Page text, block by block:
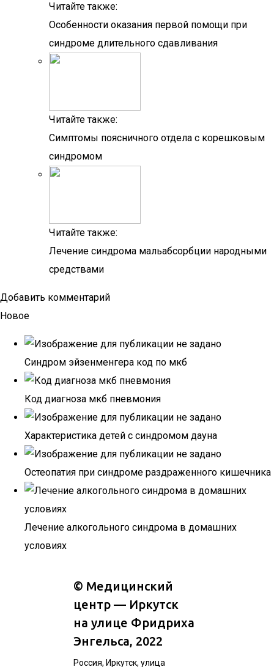
Читайте также:
Особенности оказания первой помощи при
синдроме длительного сдавливания
Читайте также:
Симптомы поясничного отдела с корешковым
синдромом
Читайте также:
Лечение синдрома мальабсорбции народными
средствами
Добавить комментарий
Новое
Синдром эйзенменгера код по мкб
Код диагноза мкб пневмония
Характеристика детей с синдромом дауна
Остеопатия при синдроме раздраженного кишечника
Лечение алкогольного синдрома в домашних
условиях
© Медицинский
центр — Иркутск
на улице Фридриха
Энгельса, 2022
Россия, Иркутск, улица